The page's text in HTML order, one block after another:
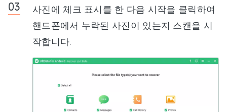
사진에 체크 표시를 한 다음 시작을 클릭하여
핸드폰에서 누락된 사진이 있는지 스캔을 시
작합니다.